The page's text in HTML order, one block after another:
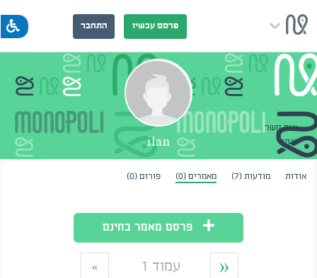
פרסם עכשיו התחבר
צור קשר
שתף
ilan
אודות מודעות (7) מאמרים (0) פורום (0)
פרסם מאמר בחינם
« עמוד 1 »